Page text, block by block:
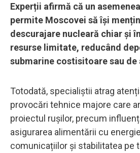
Experții afirmă că un
permite Moscovei să își
descurajare nucleară chiar și
resurse limitate, reducând
submarine costisitoare sau
Totodată, specialiștii atrag
provocări tehnice majore care
proiectul rușilor, precum
asigurarea alimentării cu
comunicațiilor și stabilitatea pe